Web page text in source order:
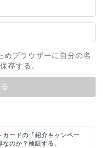
めブラウザーに自分の名
存する。
カードの「紹介キャンペー
なのか？検証する。